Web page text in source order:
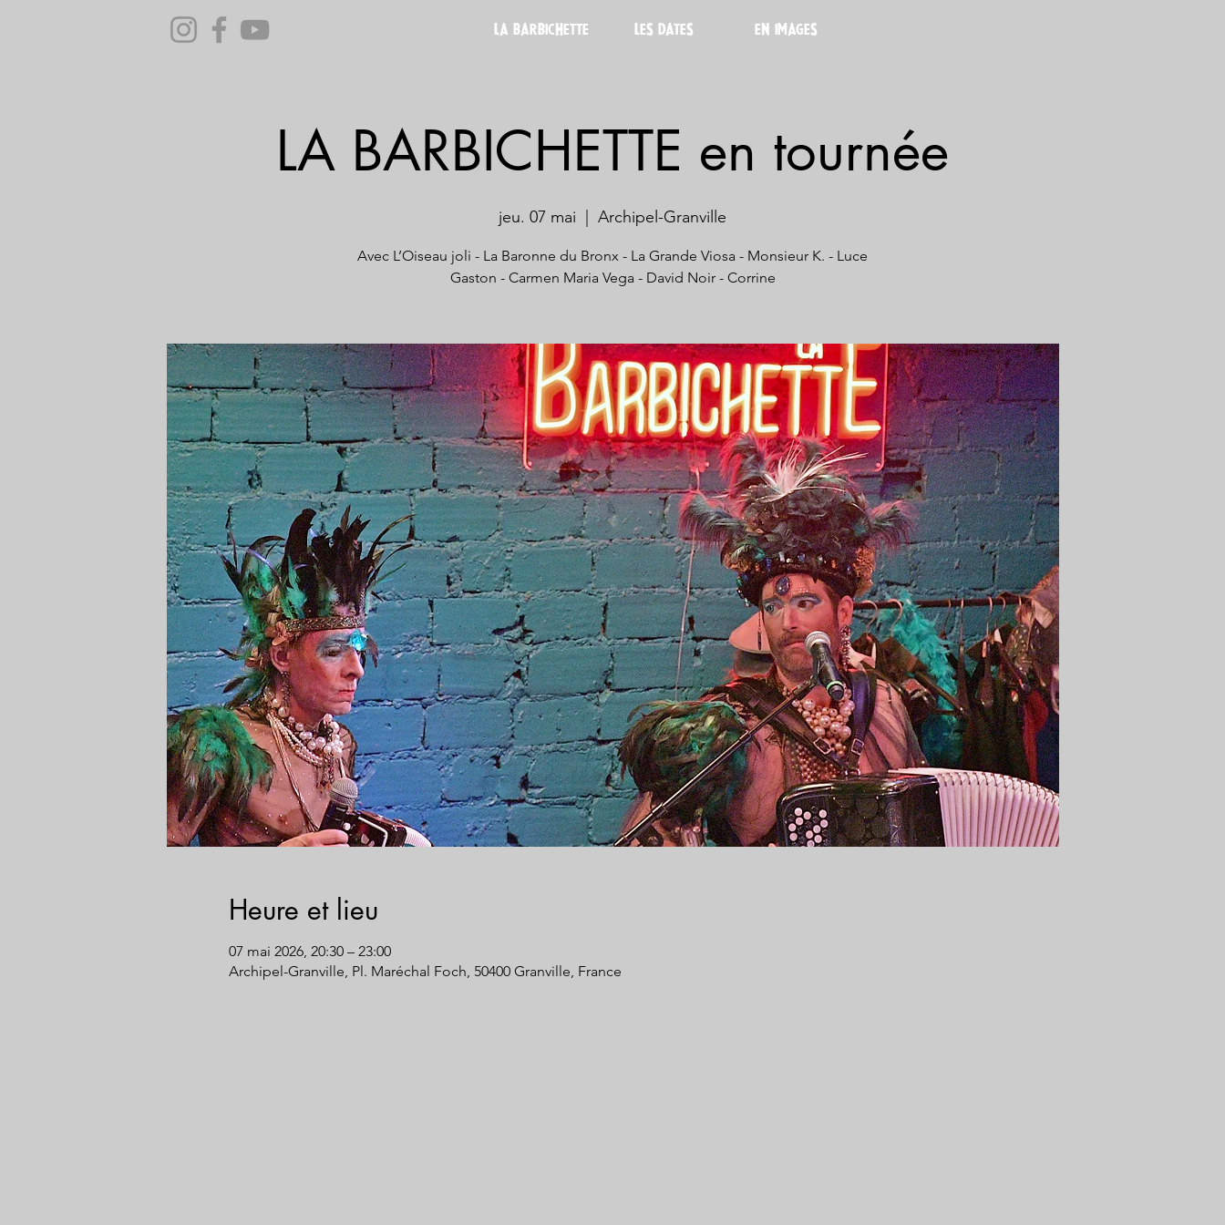
LA BARBICHETTE LES DATES EN IMAGES
LA BARBICHETTE en tournée
jeu. 07 mai Archipel-Granville
Avec L’Oiseau joli - La Baronne du Bronx - La Grande Viosa - Monsieur K. - Luce
Gaston - Carmen Maria Vega - David Noir - Corrine
Heure et lieu
07 mai 2026, 20:30 – 23:00
Archipel-Granville, Pl. Maréchal Foch, 50400 Granville, France